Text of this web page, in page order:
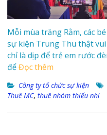
Mỗi mùa trăng Rằm, các
sự kiện Trung Thu thật
chỉ là dịp để trẻ em rước
đểĐọc thêm
Công ty tổ chức sự kiện
Thuê MC, thuê nhóm thiếu nhi